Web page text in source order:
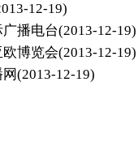
12-19)
播电台(2013-12-19)
博览会(2013-12-19)
(2013-12-19)